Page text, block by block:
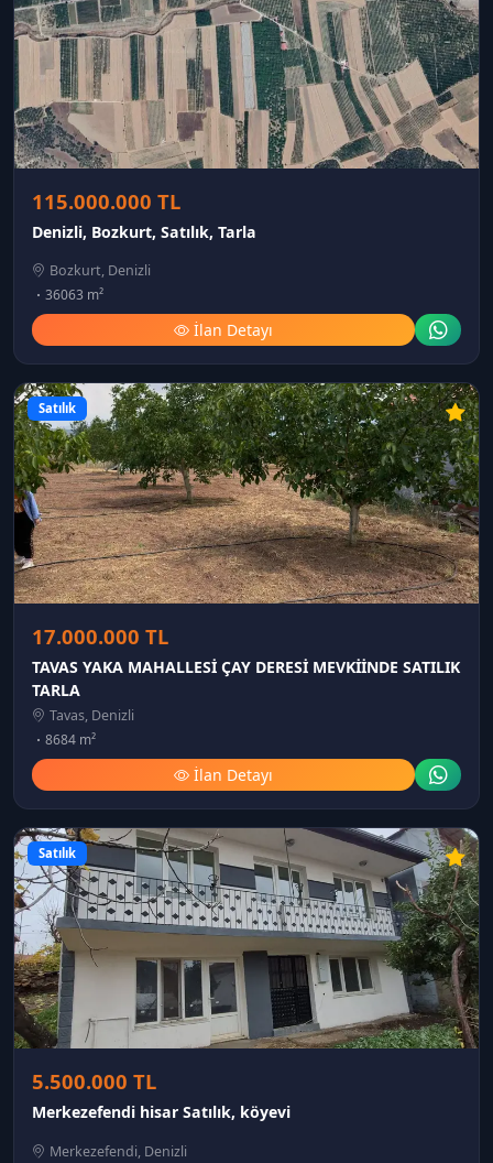
115.000.000 TL
Denizli, Bozkurt, Satılık, Tarla
Bozkurt, Denizli
36063 m²
İlan Detayı
Satılık
17.000.000 TL
TAVAS YAKA MAHALLESİ ÇAY DERESİ MEVKİİNDE SATILIK
TARLA
Tavas, Denizli
8684 m²
İlan Detayı
Satılık
5.500.000 TL
Merkezefendi hisar Satılık, köyevi
Merkezefendi, Denizli